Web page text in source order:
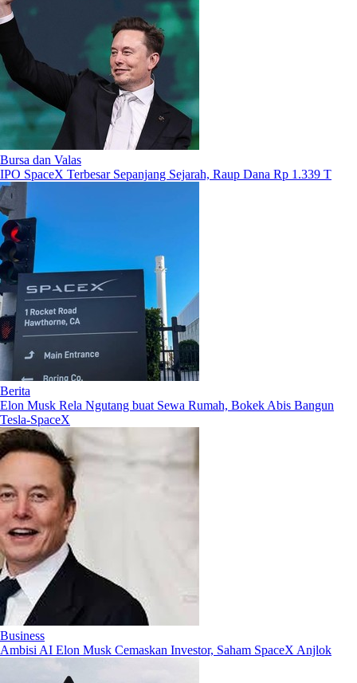
Bursa dan Valas
IPO SpaceX Terbesar Sepanjang Sejarah, Raup Dana Rp 1.339 T
Berita
Elon Musk Rela Ngutang buat Sewa Rumah, Bokek Abis Bangun
Tesla-SpaceX
Business
Ambisi AI Elon Musk Cemaskan Investor, Saham SpaceX Anjlok